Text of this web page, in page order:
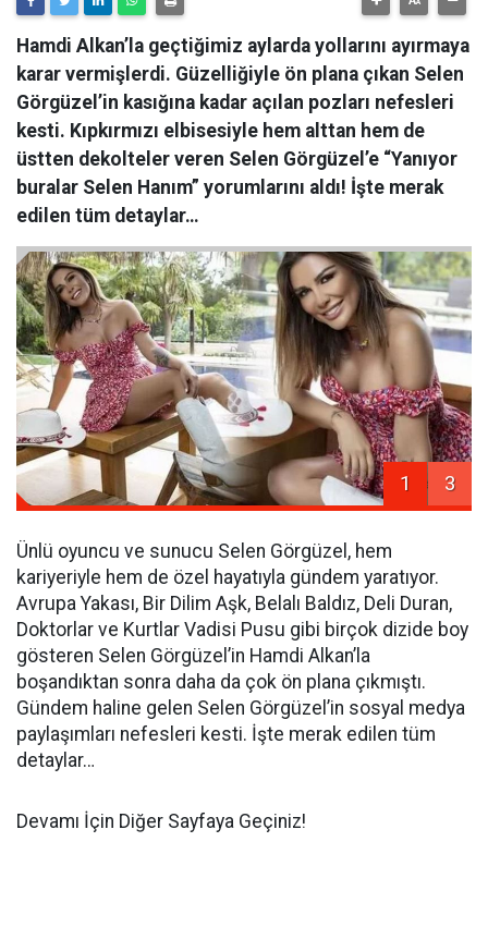
Hamdi Alkan’la geçtiğimiz aylarda yollarını ayırmaya
karar vermişlerdi. Güzelliğiyle ön plana çıkan Selen
Görgüzel’in kasığına kadar açılan pozları nefesleri
kesti. Kıpkırmızı elbisesiyle hem alttan hem de
üstten dekolteler veren Selen Görgüzel’e “Yanıyor
buralar Selen Hanım” yorumlarını aldı! İşte merak
edilen tüm detaylar…
1 3
Ünlü oyuncu ve sunucu Selen Görgüzel, hem
kariyeriyle hem de özel hayatıyla gündem yaratıyor.
Avrupa Yakası, Bir Dilim Aşk, Belalı Baldız, Deli Duran,
Doktorlar ve Kurtlar Vadisi Pusu gibi birçok dizide boy
gösteren Selen Görgüzel’in Hamdi Alkan’la
boşandıktan sonra daha da çok ön plana çıkmıştı.
Gündem haline gelen Selen Görgüzel’in sosyal medya
paylaşımları nefesleri kesti. İşte merak edilen tüm
detaylar…
Devamı İçin Diğer Sayfaya Geçiniz!